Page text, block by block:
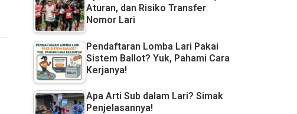
Aturan, dan Risiko Transfer
Nomor Lari
Pendaftaran Lomba Lari Pakai
Sistem Ballot? Yuk, Pahami Cara
Kerjanya!
Apa Arti Sub dalam Lari? Simak
Penjelasannya!